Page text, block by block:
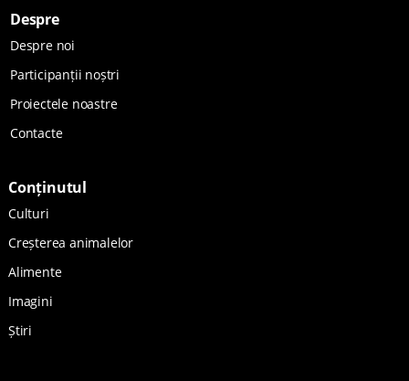
Despre
Despre noi
Participanții noștri
Proiectele noastre
Contacte
Conținutul
Culturi
Creșterea animalelor
Alimente
Imagini
Știri